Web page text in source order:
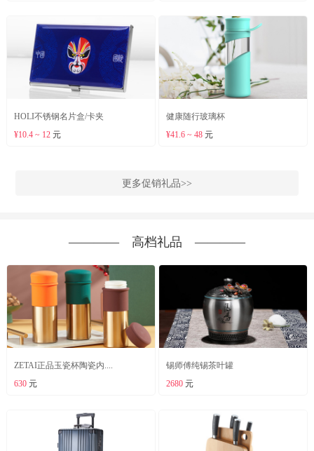
HOLI不锈钢名片盒/卡夹
¥10.4 ~ 12元
健康随行玻璃杯
¥41.6 ~ 48 元
更多促销礼品>>
―――― 高档礼品 ――――
ZETAI正品玉瓷杯陶瓷内....
630元
锡师傅纯锡茶叶罐
2680 元